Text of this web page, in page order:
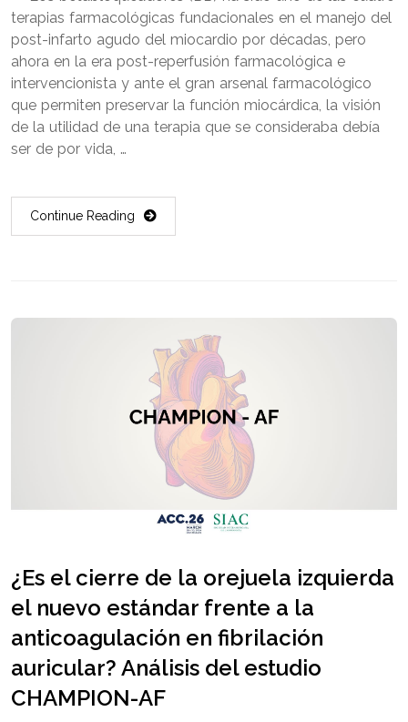
terapias farmacológicas fundacionales en el manejo del
post-infarto agudo del miocardio por décadas, pero
ahora en la era post-reperfusión farmacológica e
intervencionista y ante el gran arsenal farmacológico
que permiten preservar la función miocárdica, la visión
de la utilidad de una terapia que se consideraba debía
ser de por vida, …
Continue Reading
¿Es el cierre de la orejuela izquierda
el nuevo estándar frente a la
anticoagulación en fibrilación
auricular? Análisis del estudio
CHAMPION-AF